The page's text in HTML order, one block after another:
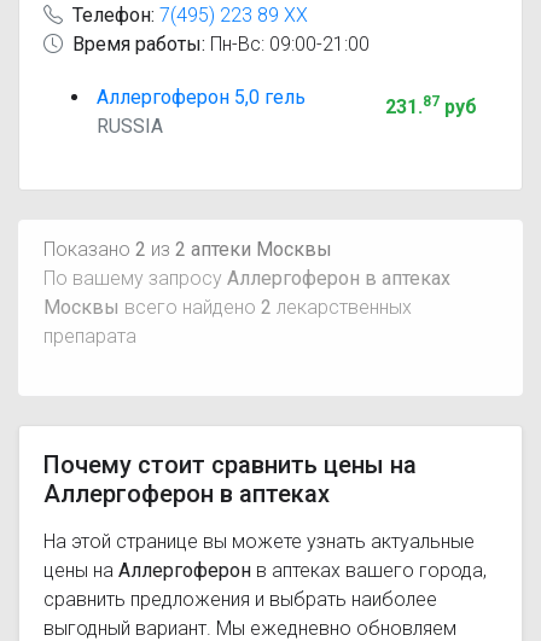
Телефон: 7(495) 223 89 XX
Время работы: Пн-Вс: 09:00-21:00
Аллергоферон 5,0 гель
RUSSIA
231.87руб
Показано 2 из 2 аптеки Москвы
По вашему запросу Аллергоферон в аптеках
Москвы всего найдено 2 лекарственных
препарата
Почему стоит сравнить цены на
Аллергоферон в аптеках
На этой странице вы можете узнать актуальные
цены на Аллергоферон в аптеках вашего города,
сравнить предложения и выбрать наиболее
выгодный вариант. Мы ежедневно обновляем